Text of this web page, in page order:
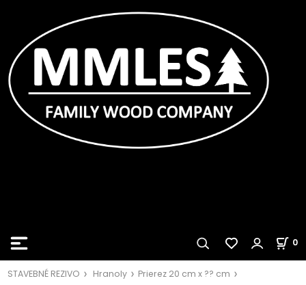
0
STAVEBNÉ REZIVO Hranoly Prierez 20 cm x ?? cm